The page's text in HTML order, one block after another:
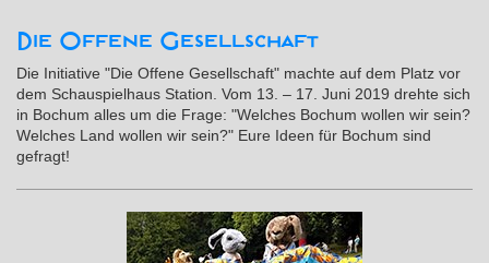
Die Offene Gesellschaft
Die Initiative "Die Offene Gesellschaft" machte auf dem Platz vor
dem Schauspielhaus Station. Vom 13. – 17. Juni 2019 drehte sich
in Bochum alles um die Frage: "Welches Bochum wollen wir sein?
Welches Land wollen wir sein?" Eure Ideen für Bochum sind
gefragt!